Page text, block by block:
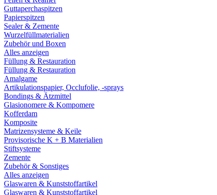
Guttaperchaspitzen
Papierspitzen
Sealer & Zemente
Wurzelfüllmaterialien
Zubehör und Boxen
Alles anzeigen
Füllung & Restauration
Füllung & Restauration
Amalgame
Artikulationspapier, Occlufolie, -sprays
Bondings & Ätzmittel
Glasionomere & Kompomere
Kofferdam
Komposite
Matrizensysteme & Keile
Provisorische K + B Materialien
Stiftsysteme
Zemente
Zubehör & Sonstiges
Alles anzeigen
Glaswaren & Kunststoffartikel
Glaswaren & Kunststoffartikel